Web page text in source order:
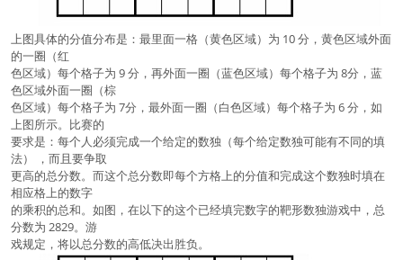
上图具体的分值分布是：最里面一格（黄色区域）为 10 分，黄色区域外面
的一圈（红
色区域）每个格子为 9 分，再外面一圈（蓝色区域）每个格子为 8分，蓝
色区域外面一圈（棕
色区域）每个格子为 7分，最外面一圈（白色区域）每个格子为 6 分，如
上图所示。比赛的
要求是：每个人必须完成一个给定的数独（每个给定数独可能有不同的填
法） ，而且要争取
更高的总分数。而这个总分数即每个方格上的分值和完成这个数独时填在
相应格上的数字
的乘积的总和。如图，在以下的这个已经填完数字的靶形数独游戏中，总
分数为 2829。游
戏规定，将以总分数的高低决出胜负。